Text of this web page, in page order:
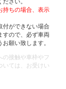
さい。
持ちの場合、表示
ができない場合
すので、必ず車両
願い致します。
接触や車枠やフ
いては、お受けい